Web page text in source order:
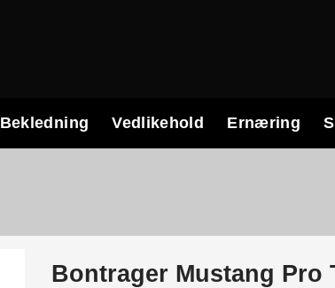
Bekledning Vedlikehold Ernæring
Bontrager Mustang